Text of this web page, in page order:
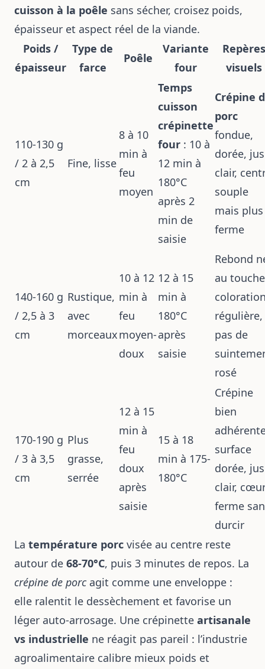
cuisson à la poêle sans sécher, croisez poids,
épaisseur et aspect réel de la viande.
Poids /
épaisseur
Type de
farce
Poêle
Variante
four
Repères
visuels
110-130 g
/ 2 à 2,5
cm
Fine, lisse
8 à 10
min à
feu
moyen
Temps
cuisson
crépinette
four : 10 à
12 min à
180°C
après 2
min de
saisie
Crépine
porc
fondue,
dorée, jus
clair,
souple
mais plus
ferme
140-160 g
/ 2,5 à 3
cm
Rustique,
avec
morceaux
10 à 12
min à
feu
moyen-
doux
12 à 15
min à
180°C
après
saisie
Rebond
au
régulière,
pas de
rosé
170-190 g
/ 3 à 3,5
cm
Plus
grasse,
serrée
12 à 15
min à
feu
doux
après
saisie
15 à 18
min à 175-
180°C
Crépine
bien
surface
dorée, jus
clair,
ferme
durcir
La température porc visée au centre reste
autour de 68-70°C, puis 3 minutes de repos. La
crépine de porcagit comme une enveloppe :
elle ralentit le dessèchement et favorise un
léger auto-arrosage. Une crépinette artisanale
vs industrielle ne réagit pas pareil : l’industrie
agroalimentaire calibre mieux poids et